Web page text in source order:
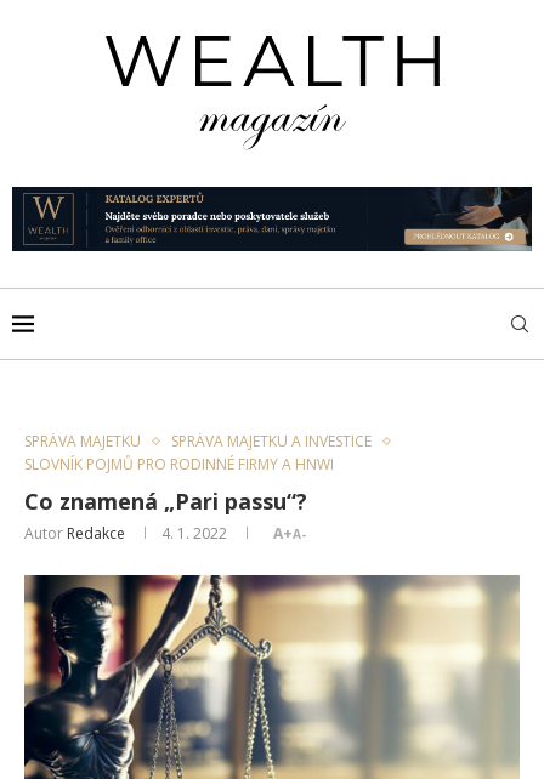
SPRÁVA MAJETKU
SPRÁVA MAJETKU A INVESTICE
SLOVNÍK POJMŮ PRO RODINNÉ FIRMY A HNWI
Co znamená „Pari passu“?
Autor Redakce 4. 1. 2022 A+A-